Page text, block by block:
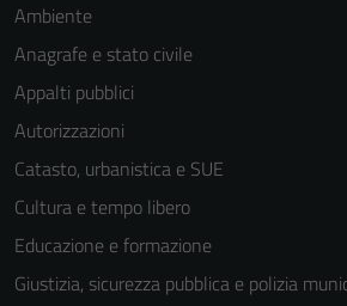
Ambiente
Anagrafe e stato civile
Appalti pubblici
Autorizzazioni
Catasto, urbanistica e SUE
Cultura e tempo libero
Educazione e formazione
Giustizia, sicurezza pubblica e polizia